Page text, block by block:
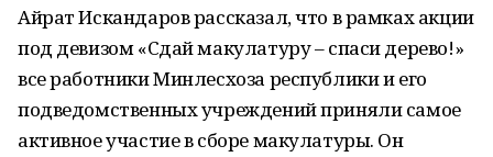
Айрат Искандаров рассказал, что в рамках акции
под девизом «Сдай макулатуру – спаси дерево!»
все работники Минлесхоза республики и его
подведомственных учреждений приняли самое
активное участие в сборе макулатуры. Он